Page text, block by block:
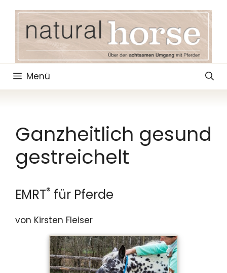
springen
Menü
Ganzheitlich gesund
gestreichelt
EMRT® für Pferde
von Kirsten Fleiser